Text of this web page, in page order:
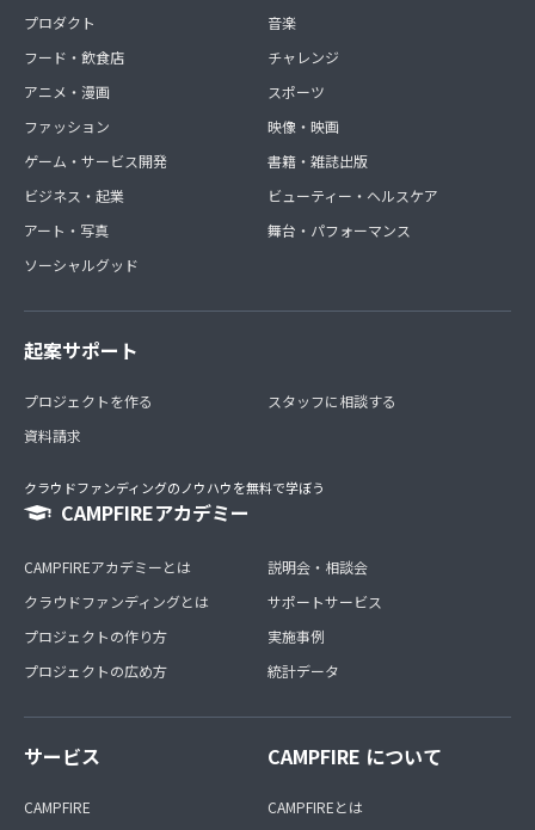
プロダクト
フード・飲食店
アニメ・漫画
ファッション
ゲーム・サービス開発
ビジネス・起業
アート・写真
ソーシャルグッド
音楽
チャレンジ
スポーツ
映像・映画
書籍・雑誌出版
ビューティー・ヘルスケア
舞台・パフォーマンス
起案サポート
プロジェクトを作る
資料請求
スタッフに相談する
クラウドファンディングのノウハウを無料で学ぼう
CAMPFIREアカデミー
CAMPFIREアカデミーとは
クラウドファンディングとは
プロジェクトの作り方
プロジェクトの広め方
説明会・相談会
サポートサービス
実施事例
統計データ
サービス
CAMPFIRE
CAMPFIRE について
CAMPFIREとは